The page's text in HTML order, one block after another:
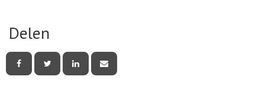
Delen
deze deze deze deze